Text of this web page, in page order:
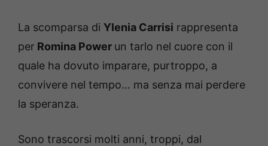
La scomparsa di Ylenia Carrisi rappresenta
per Romina Power un tarlo nel cuore con il
quale ha dovuto imparare, purtroppo, a
convivere nel tempo… ma senza mai perdere
la speranza.
Sono trascorsi molti anni, troppi, dal